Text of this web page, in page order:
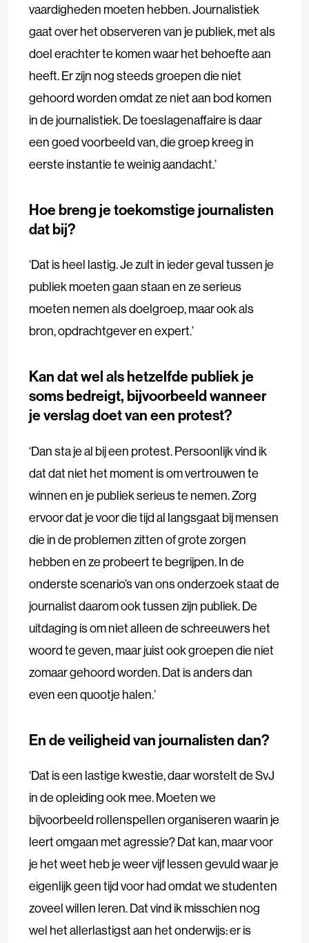
vaardigheden moeten hebben. Journalistiek
gaat over het observeren van je publiek, met als
doel erachter te komen waar het behoefte aan
heeft. Er zijn nog steeds groepen die niet
gehoord worden omdat ze niet aan bod komen
in de journalistiek. De toeslagenaffaire is daar
een goed voorbeeld van, die groep kreeg in
eerste instantie te weinig aandacht.’
Hoe breng je toekomstige journalisten
dat bij?
‘Dat is heel lastig. Je zult in ieder geval tussen je
publiek moeten gaan staan en ze serieus
moeten nemen als doelgroep, maar ook als
bron, opdrachtgever en expert.’
Kan dat wel als hetzelfde publiek je
soms bedreigt, bijvoorbeeld wanneer
je verslag doet van een protest?
‘Dan sta je al bij een protest. Persoonlijk vind ik
dat dat niet het moment is om vertrouwen te
winnen en je publiek serieus te nemen. Zorg
ervoor dat je voor die tijd al langsgaat bij mensen
die in de problemen zitten of grote zorgen
hebben en ze probeert te begrijpen. In de
onderste scenario’s van ons onderzoek staat de
journalist daarom ook tussen zijn publiek. De
uitdaging is om niet alleen de schreeuwers het
woord te geven, maar juist ook groepen die niet
zomaar gehoord worden. Dat is anders dan
even een quootje halen.’
En de veiligheid van journalisten dan?
‘Dat is een lastige kwestie, daar worstelt de SvJ
in de opleiding ook mee. Moeten we
bijvoorbeeld rollenspellen organiseren waarin je
leert omgaan met agressie? Dat kan, maar voor
je het weet heb je weer vijf lessen gevuld waar je
eigenlijk geen tijd voor had omdat we studenten
zoveel willen leren. Dat vind ik misschien nog
wel het allerlastigst aan het onderwijs: er is